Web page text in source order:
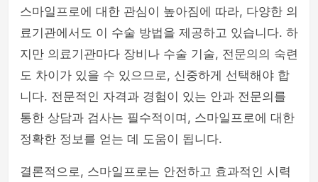
스마일프로에 대한 관심이 높아짐에 따라, 다양한 의
료기관에서도 이 수술 방법을 제공하고 있습니다. 하
지만 의료기관마다 장비나 수술 기술, 전문의의 숙련
도 차이가 있을 수 있으므로, 신중하게 선택해야 합
니다. 전문적인 자격과 경험이 있는 안과 전문의를
통한 상담과 검사는 필수적이며, 스마일프로에 대한
정확한 정보를 얻는 데 도움이 됩니다.
결론적으로, 스마일프로는 안전하고 효과적인 시력